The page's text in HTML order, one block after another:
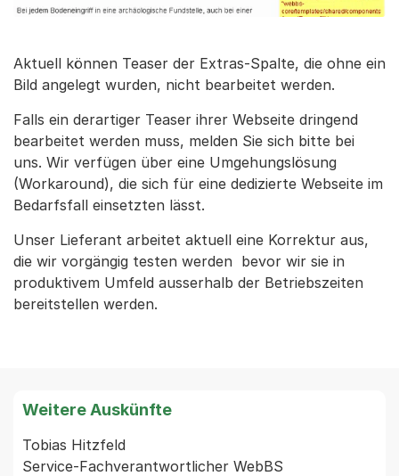
Aktuell können Teaser der Extras-Spalte, die ohne ein
Bild angelegt wurden, nicht bearbeitet werden.
Falls ein derartiger Teaser ihrer Webseite dringend
bearbeitet werden muss, melden Sie sich bitte bei
uns. Wir verfügen über eine Umgehungslösung
(Workaround), die sich für eine dedizierte Webseite im
Bedarfsfall einsetzten lässt.
Unser Lieferant arbeitet aktuell eine Korrektur aus,
die wir vorgängig testen werden bevor wir sie in
produktivem Umfeld ausserhalb der Betriebszeiten
bereitstellen werden.
Weitere Auskünfte
Tobias Hitzfeld
Service-Fachverantwortlicher WebBS